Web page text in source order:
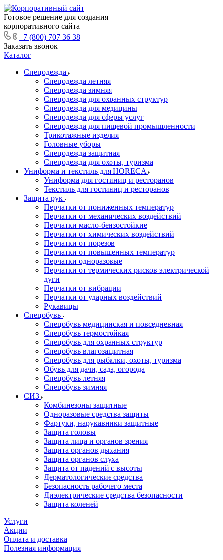
Готовое решение для создания
корпоративного сайта
+7 (800) 707 36 38
Заказать звонок
Каталог
Спецодежда
Спецодежда летняя
Спецодежда зимняя
Спецодежда для охранных структур
Спецодежда для медицины
Спецодежда для сферы услуг
Спецодежда для пищевой промышленности
Трикотажные изделия
Головные уборы
Спецодежда защитная
Спецодежда для охоты, туризма
Униформа и текстиль для HORECA
Униформа для гостиниц и ресторанов
Текстиль для гостиниц и ресторанов
Защита рук
Перчатки от пониженных температур
Перчатки от механических воздействий
Перчатки масло-бензостойкие
Перчатки от химических воздействий
Перчатки от порезов
Перчатки от повышенных температур
Перчатки одноразовые
Перчатки от термических рисков электрической
дуги
Перчатки от вибрации
Перчатки от ударных воздействий
Рукавицы
Спецобувь
Спецобувь медицинская и повседневная
Спецобувь термостойкая
Спецобувь для охранных структур
Спецобувь влагозащитная
Спецобувь для рыбалки, охоты, туризма
Обувь для дачи, сада, огорода
Спецобувь летняя
Спецобувь зимняя
СИЗ
Комбинезоны защитные
Одноразовые средства защиты
Фартуки, нарукавники защитные
Защита головы
Защита лица и органов зрения
Защита органов дыхания
Защита органов слуха
Защита от падений с высоты
Дерматологические средства
Безопасность рабочего места
Диэлектрические средства безопасности
Защита коленей
Услуги
Акции
Оплата и доставка
Полезная информация